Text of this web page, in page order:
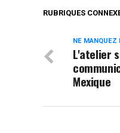
RUBRIQUES
NE MANQUEZ
L'atelier
Mexique